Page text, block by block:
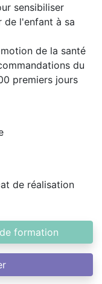
sensibiliser
de l'enfant à sa
de la santé
du
premiers jours
de réalisation
formation